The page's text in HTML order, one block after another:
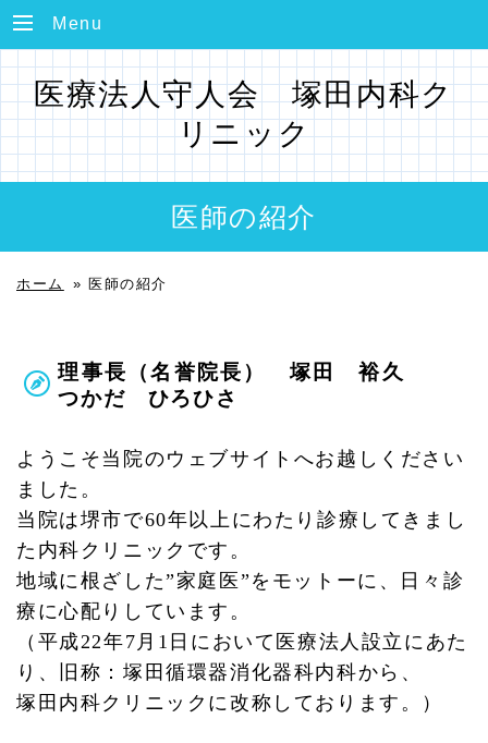
Menu
医療法人守人会 塚田内科ク
リニック
医師の紹介
ホーム » 医師の紹介
理事長（名誉院長） 塚田 裕久
つかだ ひろひさ
ようこそ当院のウェブサイトへお越しください
ました。
当院は堺市で60年以上にわたり診療してきまし
た内科クリニックです。
地域に根ざした”家庭医”をモットーに、日々診
療に心配りしています。
（平成22年7月1日において医療法人設立にあた
り、旧称：塚田循環器消化器科内科から、
塚田内科クリニックに改称しております。）